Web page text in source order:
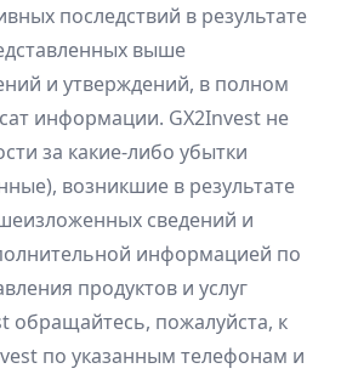
последствий в результате
выше
и утверждений, в полном
информации. GX2Invest не
за какие-либо убытки
возникшие в результате
сведений и
информацией по
продуктов и услуг
обращайтесь, пожалуйста, к
по указанным телефонам и